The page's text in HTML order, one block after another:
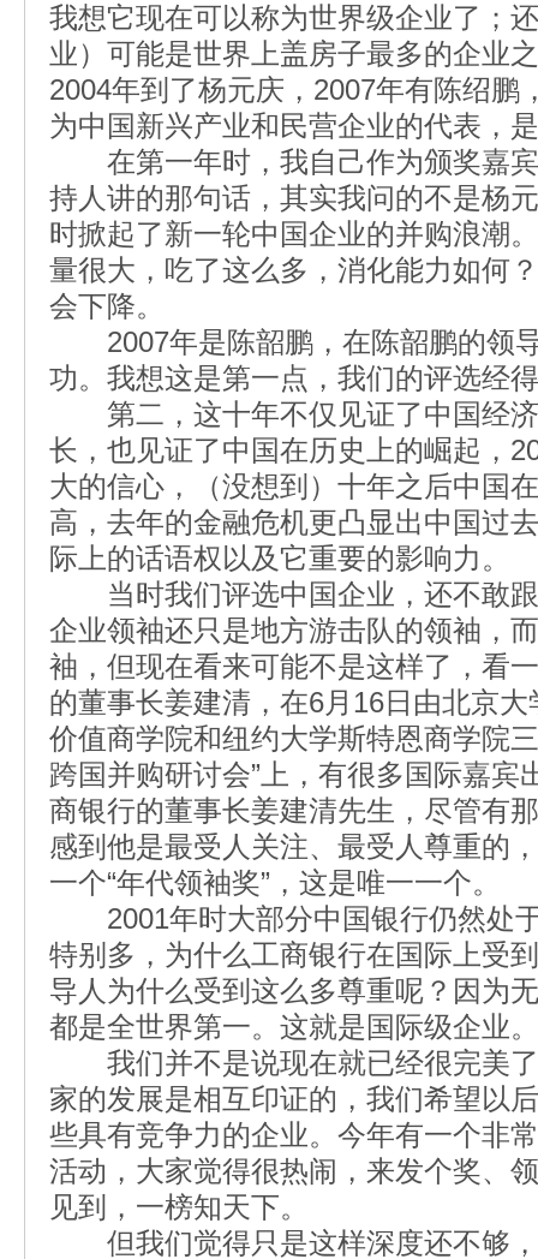
我想它现在可以称为世界级企业了；
业）可能是世界上盖房子最多的企业
2004年到了杨元庆，2007年有陈绍鹏
为中国新兴产业和民营企业的代表，
在第一年时，我自己作为颁奖嘉宾
持人讲的那句话，其实我问的不是杨
时掀起了新一轮中国企业的并购浪潮
量很大，吃了这么多，消化能力如何
会下降。
2007年是陈韶鹏，在陈韶鹏的领
功。我想这是第一点，我们的评选经
第二，这十年不仅见证了中国经济
长，也见证了中国在历史上的崛起，
大的信心，（没想到）十年之后中国
高，去年的金融危机更凸显出中国过
际上的话语权以及它重要的影响力。
当时我们评选中国企业，还不敢跟
企业领袖还只是地方游击队的领袖，
袖，但现在看来可能不是这样了，看
的董事长姜建清，在6月16日由北京
价值商学院和纽约大学斯特恩商学院
跨国并购研讨会”上，有很多国际嘉宾
商银行的董事长姜建清先生，尽管有
感到他是最受人关注、最受人尊重的
一个“年代领袖奖”，这是唯一一个。
2001年时大部分中国银行仍然处
特别多，为什么工商银行在国际上受
导人为什么受到这么多尊重呢？因为
都是全世界第一。这就是国际级企业。
我们并不是说现在就已经很完美了
家的发展是相互印证的，我们希望以
些具有竞争力的企业。今年有一个非
活动，大家觉得很热闹，来发个奖、
见到，一榜知天下。
但我们觉得只是这样深度还不够，